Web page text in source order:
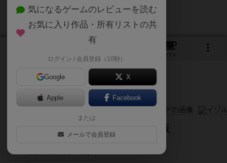
カフェ
メディバルアカデミーのドイツ語版
気になるゲームのレビューを読む
お気に入り作品・所有リストの共
有
ログイン / 会員登録（10秒）
Google X
Apple Facebook
または
メールで会員登録